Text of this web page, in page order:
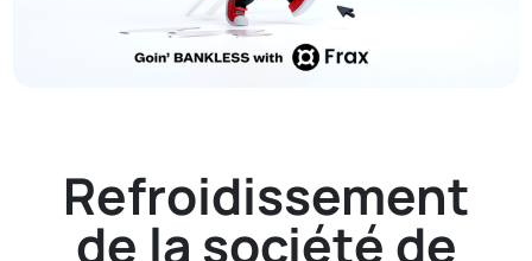
Refroidissement
de la société de